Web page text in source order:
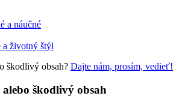
a náučné
a životný štýl
škodlivý obsah? Dajte nám, prosím, vedieť!
škodlivý obsah